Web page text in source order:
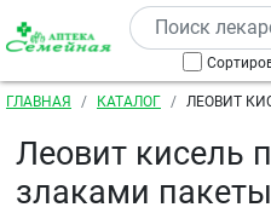
Перейти к основному
Строка навигации
ГЛАВНАЯ КАТАЛОГ ЛЕОВИТ
Леовит кисель
злаками